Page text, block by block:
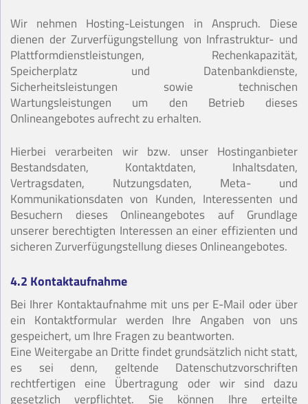
Wir nehmen Hosting-Leistungen in Anspruch. Diese
dienen der Zurverfügungstellung von Infrastruktur- und
Plattformdienstleistungen, Rechenkapazität,
Speicherplatz und Datenbankdienste,
Sicherheitsleistungen sowie technischen
Wartungsleistungen um den Betrieb dieses
Onlineangebotes aufrecht zu erhalten.
Hierbei verarbeiten wir bzw. unser Hostinganbieter
Bestandsdaten, Kontaktdaten, Inhaltsdaten,
Vertragsdaten, Nutzungsdaten, Meta- und
Kommunikationsdaten von Kunden, Interessenten und
Besuchern dieses Onlineangebotes auf Grundlage
unserer berechtigten Interessen an einer effizienten und
sicheren Zurverfügungstellung dieses Onlineangebotes.
4.2 Kontaktaufnahme
Bei Ihrer Kontaktaufnahme mit uns per E-Mail oder über
ein Kontaktformular werden Ihre Angaben von uns
gespeichert, um Ihre Fragen zu beantworten.
Eine Weitergabe an Dritte findet grundsätzlich nicht statt,
es sei denn, geltende Datenschutzvorschriften
rechtfertigen eine Übertragung oder wir sind dazu
gesetzlich verpflichtet. Sie können Ihre erteilte